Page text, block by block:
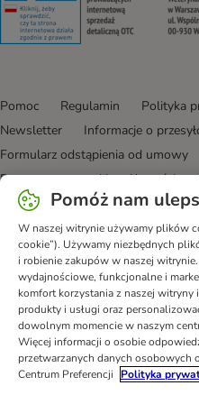
Pomoc Regulamin Polityka
Newsletter
Informacje o
Formularz odstąpienia od umowy
Program partnerski
Korzyści w
Program lojalnościowy
DSA
bitiba GmbH2026
Pomóż nam
W naszej witrynie używamy plików
cookie”). Używamy niezbędnych
i robienie zakupów w naszej
wydajnościowe, funkcjonalne i
komfort korzystania z naszej
produkty i usługi oraz
dowolnym momencie w naszym
Więcej informacji o osobie
przetwarzanych danych osobowych
Centrum Preferencji
Polityka